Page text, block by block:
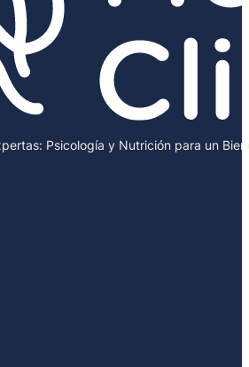
Psicología y Nutrición para un